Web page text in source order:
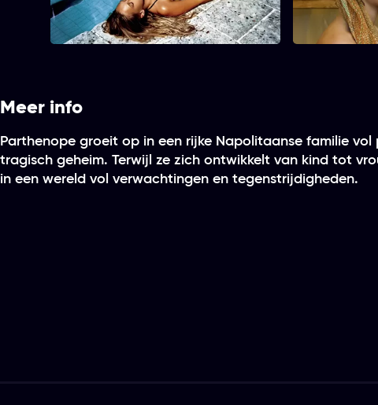
Meer info
Parthenope groeit op in een rijke Napolitaanse familie vol
tragisch geheim. Terwijl ze zich ontwikkelt van kind tot
in een wereld vol verwachtingen en tegenstrijdigheden.